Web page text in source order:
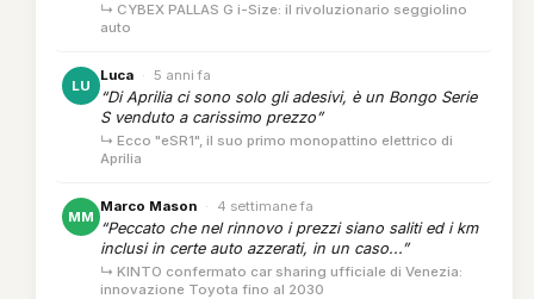
↳ CYBEX PALLAS G i-Size: il rivoluzionario seggiolino
auto
LU
Luca · 5 anni fa
“Di Aprilia ci sono solo gli adesivi, è un Bongo Serie
S venduto a carissimo prezzo”
↳ Ecco "eSR1", il suo primo monopattino elettrico di
Aprilia
MM
Marco Mason · 4 settimane fa
“Peccato che nel rinnovo i prezzi siano saliti ed i km
inclusi in certe auto azzerati, in un caso...”
↳ KINTO confermato car sharing ufficiale di Venezia:
innovazione Toyota fino al 2030